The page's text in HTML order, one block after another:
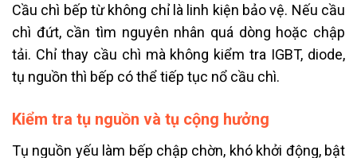
Cầu chì bếp từ không chỉ là linh kiện bảo vệ. Nếu cầu
chì đứt, cần tìm nguyên nhân quá dòng hoặc chập
tải. Chỉ thay cầu chì mà không kiểm tra IGBT, diode,
tụ nguồn thì bếp có thể tiếp tục nổ cầu chì.
Kiểm tra tụ nguồn và tụ cộng hưởng
Tụ nguồn yếu làm bếp chập chờn, khó khởi động, bật